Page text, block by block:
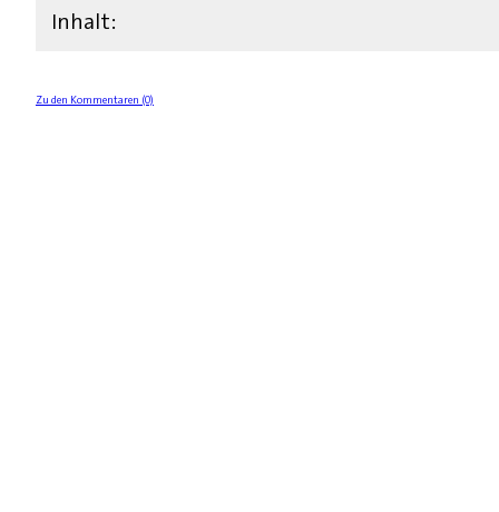
Inhalt:
Zu den Kommentaren (0)